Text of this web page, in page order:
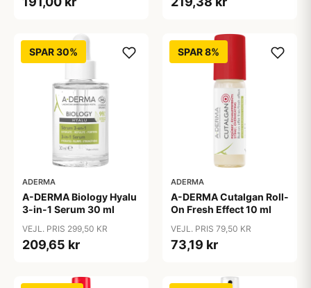
SPAR 30%
ADERMA
A-DERMA Biology Hyalu
3-in-1 Serum 30 ml
VEJL. PRIS 299,50 KR
209,65 kr
SPAR 8%
ADERMA
A-DERMA Cutalgan Roll-
On Fresh Effect 10 ml
VEJL. PRIS 79,50 KR
73,19 kr